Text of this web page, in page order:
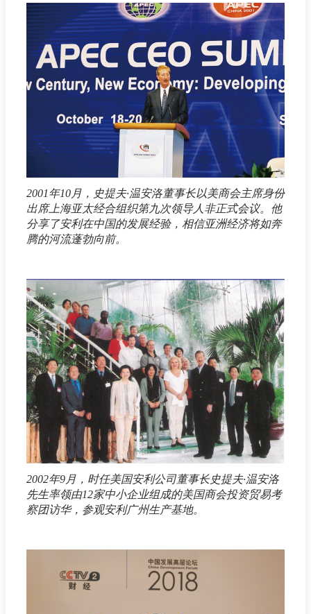
2001年10月，史提夫·温安洛董事长以美商会主席身份
出席上海亚太经合组织第九次领导人非正式会议。他
分享了安利在中国的发展经验，相信亚洲经济将如奔
腾的河流蓬勃向前。
2002年9月，时任美国安利公司董事长史提夫·温安洛
先生率领由12家中小企业组成的美国商会投资贸易考
察团访华，参观安利广州生产基地。